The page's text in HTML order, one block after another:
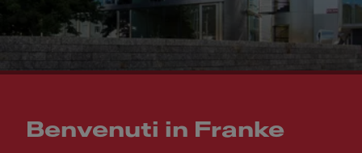
Benvenuti in Franke